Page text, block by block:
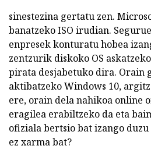
sinestezina gertatu zen.
banatzeko ISO irudian.
enpresek konturatu hobea
zentzurik diskoko OS
pirata desjabetuko dira. Orain
aktibatzeko Windows 10,
ere, orain dela nahikoa online
eragilea erabiltzeko da eta
ofiziala bertsio bat izango
ez xarma bat?